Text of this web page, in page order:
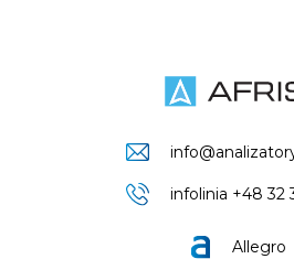
infolinia +48 32
Allegro